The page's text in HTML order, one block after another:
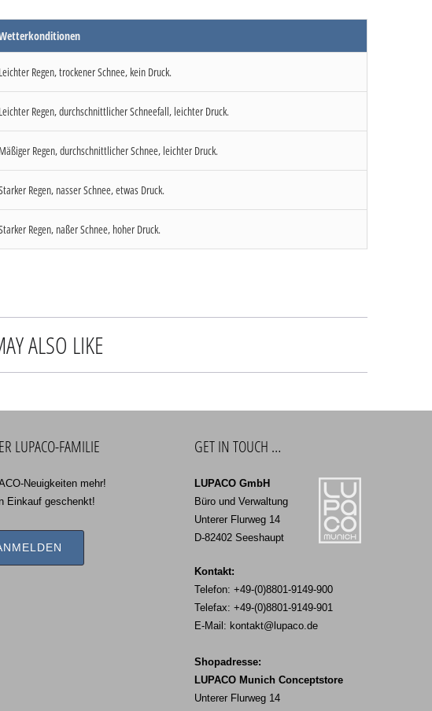
Leichter Regen, trockener Schnee, kein Druck.
Leichter Regen, durchschnittlicher Schneefall, leichter Druck.
Mäßiger Regen, durchschnittlicher Schnee, leichter Druck.
Regen, nasser Schnee, etwas Druck.
Regen, naßer Schnee, hoher Druck.
ALSO LIKE
LUPACO-FAMILIE
Neuigkeiten mehr!
Einkauf geschenkt!
GET IN TOUCH …
LUPACO GmbH
Büro und Verwaltung
Unterer Flurweg 14
D-82402 Seeshaupt
Kontakt:
Telefon: +49-(0)8801-9149-900
Telefax: +49-(0)8801-9149-901
E-Mail: kontakt@lupaco.de
Shopadresse:
LUPACO Munich Conceptstore
Unterer Flurweg 14